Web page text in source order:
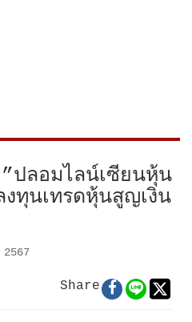
ปลอมไลน์เซียนหุ้น
ทุนเทรดหุ้นสูญเงิน
Share